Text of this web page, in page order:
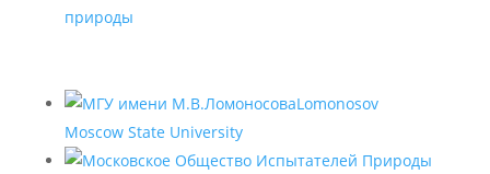
природы
Lomonosov
Moscow State University